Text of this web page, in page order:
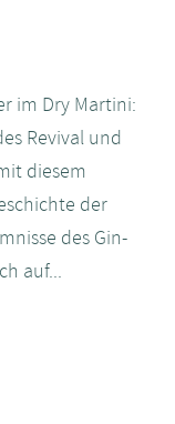
im Dry Martini:
Revival und
diesem
der
des Gin-
auf...